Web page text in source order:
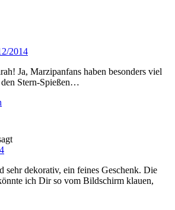
2014
Ja, Marzipanfans haben besonders viel
den Stern-Spießen…
sehr dekorativ, ein feines Geschenk. Die
ich Dir so vom Bildschirm klauen,